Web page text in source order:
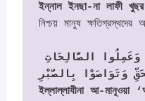
ইন্নাল ইনছা-না লাফী
নিশ্চয় মানুষ ক্ষতিগ্রস্থদের
وَتَوَاصَوْا بِالصَّبْرِ
ইল্লাল্লাযীনা আ-মানূওয়া